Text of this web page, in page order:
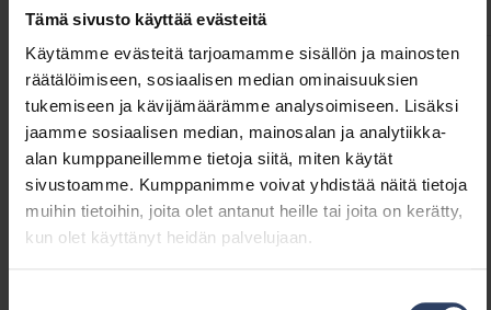
Tämä sivusto käyttää evästeitä
Käytämme evästeitä tarjoamamme sisällön ja mainosten
räätälöimiseen, sosiaalisen median ominaisuuksien
tukemiseen ja kävijämäärämme analysoimiseen. Lisäksi
jaamme sosiaalisen median, mainosalan ja analytiikka-
alan kumppaneillemme tietoja siitä, miten käytät
sivustoamme. Kumppanimme voivat yhdistää näitä tietoja
muihin tietoihin, joita olet antanut heille tai joita on kerätty,
kun olet käyttänyt heidän palvelujaan.
Tuotenimi Koodi
Circle IP65 E27 PCO IK07 ANT 4546511